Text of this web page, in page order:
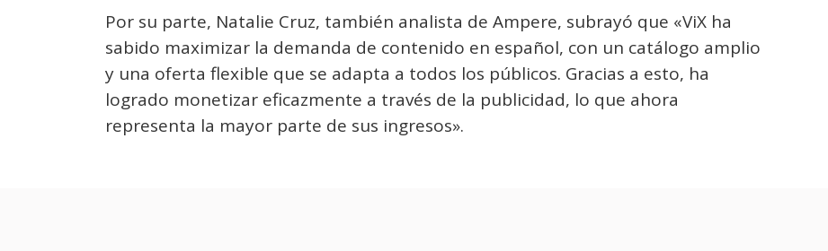
Por su parte, Natalie Cruz, también analista de Ampere, subrayó que «ViX ha
sabido maximizar la demanda de contenido en español, con un catálogo amplio
y una oferta flexible que se adapta a todos los públicos. Gracias a esto, ha
logrado monetizar eficazmente a través de la publicidad, lo que ahora
representa la mayor parte de sus ingresos».